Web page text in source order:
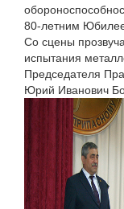
80-летним
Со сцены
испытания
Председателя
Юрий Иванович